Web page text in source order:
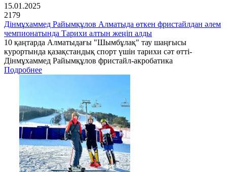
15.01.2025
2179
Дінмұхаммед Райымқұлов Алматыда өткен фристайлдан әлем
чемпионатында Тарихи алтын жеңіп алды
10 қаңтарда Алматыдағы "Шымбұлақ" тау шаңғысы
курортында қазақстандық спорт үшін тарихи сәт өтті-
Дінмұхаммед Райымқұлов фристайл-акробатика
Подробнее